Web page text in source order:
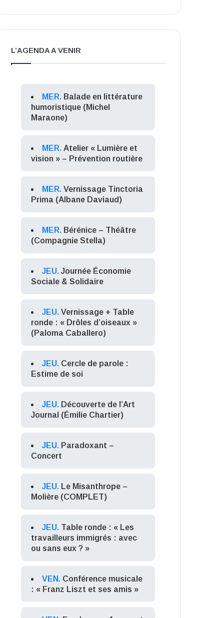
L’AGENDA A VENIR
MER. Balade en littérature
humoristique (Michel
Maraone)
MER. Atelier « Lumière et
vision » – Prévention routière
MER. Vernissage Tinctoria
Prima (Albane Daviaud)
MER. Bérénice – Théâtre
(Compagnie Stella)
JEU. Journée Économie
Sociale & Solidaire
JEU. Vernissage + Table
ronde : « Drôles d’oiseaux »
(Paloma Caballero)
JEU. Cercle de parole :
Estime de soi
JEU. Découverte de l’Art
Journal (Émilie Chartier)
JEU. Paradoxant –
Concert
JEU. Le Misanthrope –
Molière (COMPLET)
JEU. Table ronde : « Les
travailleurs immigrés : avec
ou sans eux ? »
VEN. Conférence musicale
: « Franz Liszt et ses amis »